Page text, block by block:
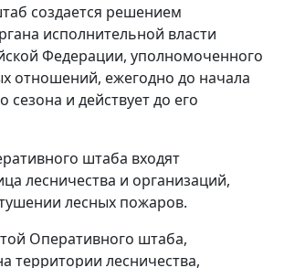
создается решением
исполнительной власти
Федерации, уполномоченного
отношений, ежегодно до начала
сезона и действует до его
штаба входят
лесничества и организаций,
лесных пожаров.
Оперативного штаба,
территории лесничества,